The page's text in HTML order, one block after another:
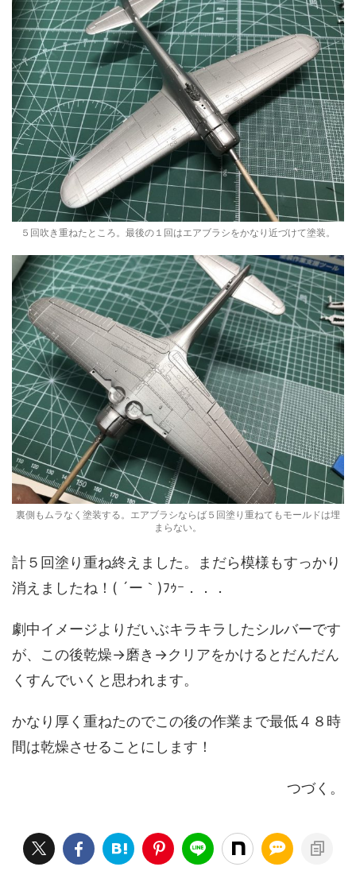
５回吹き重ねたところ。最後の１回はエアブラシをかなり近づけて塗装。
裏側もムラなく塗装する。エアブラシならば５回塗り重ねてもモールドは埋
まらない。
計５回塗り重ね終えました。まだら模様もすっかり
消えましたね！( ´ー｀)ﾌｩｰ．．．
劇中イメージよりだいぶキラキラしたシルバーです
が、この後乾燥→磨き→クリアをかけるとだんだん
くすんでいくと思われます。
かなり厚く重ねたのでこの後の作業まで最低４８時
間は乾燥させることにします！
つづく。